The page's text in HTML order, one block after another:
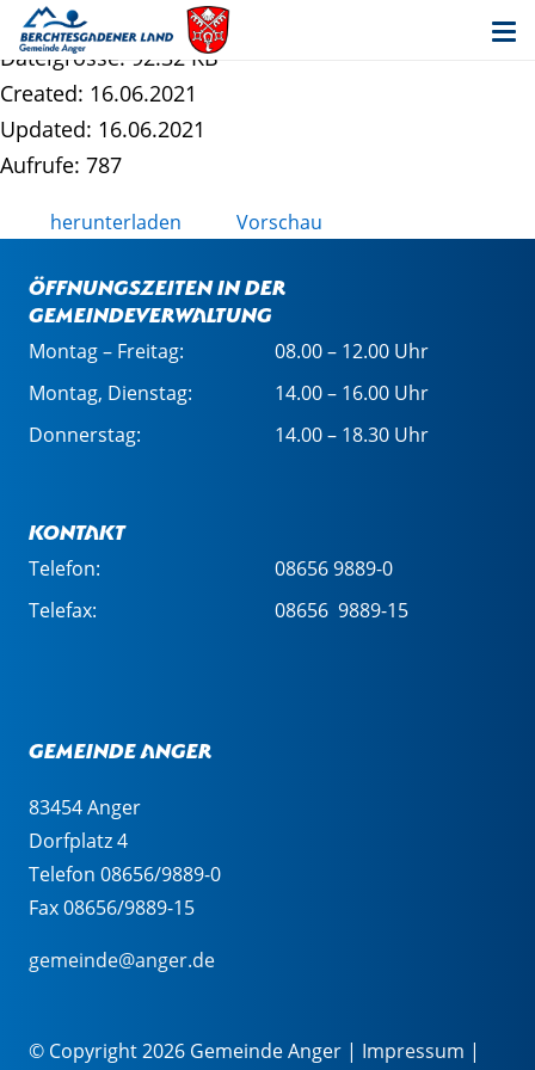
Erschließungsbeitragssatzung - EBS
Dateigrösse: 92.32 KB
Created: 16.06.2021
Updated: 16.06.2021
Aufrufe: 787
herunterladen Vorschau
Öffnungszeiten in der
Gemeindeverwaltung
Montag – Freitag:
08.00 – 12.00 Uhr
Montag, Dienstag:
14.00 – 16.00 Uhr
Donnerstag:
14.00 – 18.30 Uhr
Kontakt
Telefon:
08656 9889-0
Telefax:
08656 9889-15
Gemeinde Anger
83454 Anger
Dorfplatz 4
Telefon 08656/9889-0
Fax 08656/9889-15
gemeinde@anger.de
© Copyright 2026 Gemeinde Anger | Impressum |